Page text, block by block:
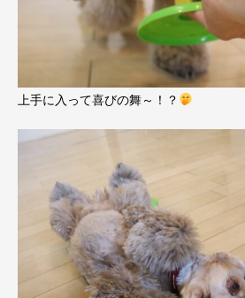
上手に入って喜びの舞～！？